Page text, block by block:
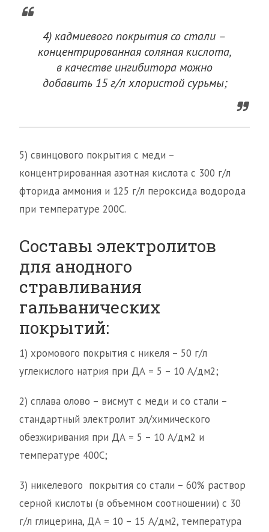
4) кадмиевого покрытия со стали –
концентрированная соляная кислота,
в качестве ингибитора можно
добавить 15 г/л хлористой сурьмы;
5) свинцового покрытия с меди –
концентрированная азотная кислота с 300 г/л
фторида аммония и 125 г/л пероксида водорода
при температуре 200С.
Составы электролитов
для анодного
стравливания
гальванических
покрытий:
1) хромового покрытия с никеля – 50 г/л
углекислого натрия при ДА = 5 – 10 А/дм2;
2) сплава олово – висмут с меди и со стали –
стандартный электролит эл/химического
обезжиривания при ДА = 5 – 10 А/дм2 и
температуре 400С;
3) никелевого покрытия со стали – 60% раствор
серной кислоты (в объемном соотношении) с 30
г/л глицерина, ДА = 10 – 15 А/дм2, температура